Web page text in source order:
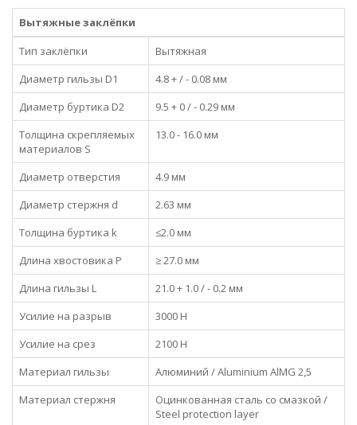
Вытяжные заклёпки
Тип заклёпки
Вытяжная
Диаметр гильзы D1
4.8 + / - 0.08 мм
Диаметр буртика D2
9.5 + 0 / - 0.29 мм
Толщина скрепляемых
материалов S
13.0 - 16.0 мм
Диаметр отверстия
4.9 мм
Диаметр стержня d
2.63 мм
Толщина буртика k
≤2.0 мм
Длина хвостовика P
≥ 27.0 мм
Длина гильзы L
21.0 + 1.0 / - 0.2 мм
Усилие на разрыв
3000 Н
Усилие на срез
2100 Н
Материал гильзы
Алюминий / Aluminium AlMG 2,5
Материал стержня
Оцинкованная сталь со смазкой /
Steel protection layer